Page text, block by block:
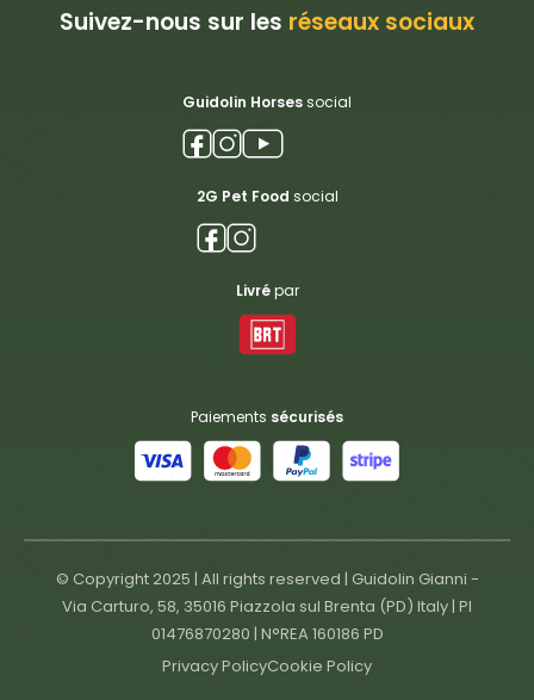
Suivez-nous sur les réseaux sociaux
Guidolin Horsessocial
2G Pet Food social
Livré par
Paiements sécurisés
© Copyright 2025 | All rights reserved | Guidolin Gianni -
Via Carturo, 58, 35016 Piazzola sul Brenta (PD) Italy | PI
01476870280 | N°REA 160186 PD
Privacy PolicyCookie Policy